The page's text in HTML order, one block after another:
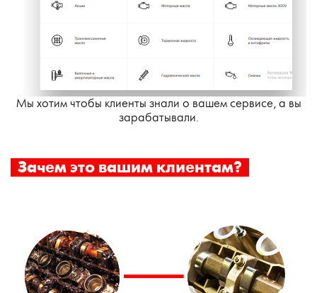
Мы хотим чтобы клиенты знали о вашем сервисе, а вы
зарабатывали.
Зачем это вашим клиентам?